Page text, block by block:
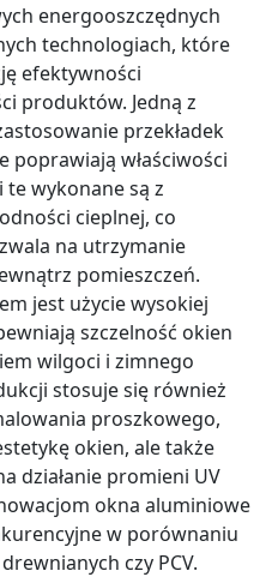
energooszczędnych
technologiach, które
efektywności
produktów. Jedną z
przekładek
poprawiają właściwości
te wykonane są z
cieplnej, co
na utrzymanie
pomieszczeń.
jest użycie wysokiej
szczelność okien
wilgoci i zimnego
stosuje się również
proszkowego,
okien, ale także
działanie promieni UV
okna aluminiowe
w porównaniu
czy PCV.